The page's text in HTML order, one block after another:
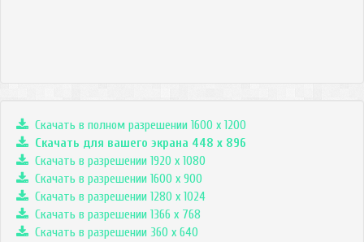
Скачать в полном разрешении 1600 x 1200
Скачать для вашего экрана 448 x 896
Скачать в разрешении 1920 x 1080
Скачать в разрешении 1600 x 900
Скачать в разрешении 1280 x 1024
Скачать в разрешении 1366 x 768
Скачать в разрешении 360 x 640